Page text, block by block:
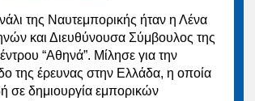
της Ναυτεμπορικής ήταν η Λένα
και Διευθύνουσα Σύμβουλος της
“Αθηνά”. Μίλησε για την
της έρευνας στην Ελλάδα, η οποία
σε δημιουργία εμπορικών